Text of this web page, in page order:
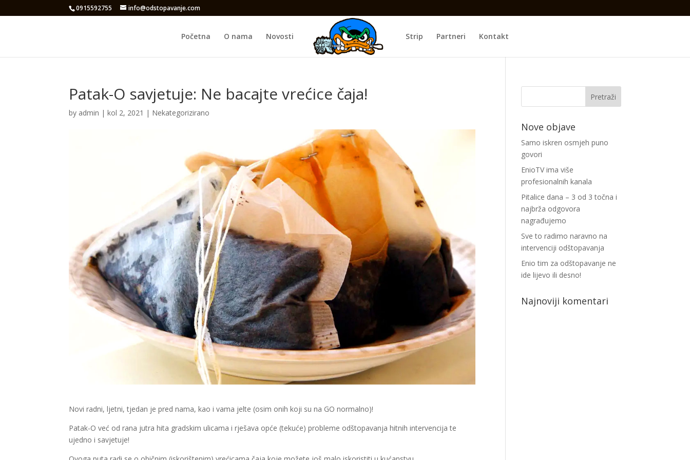
0915592755 info@odstopavanje.com
Početna O nama Novosti Strip Partneri Kontakt
Patak-O savjetuje: Ne bacajte vrećice čaja!
by admin |kol 2, 2021 | Nekategorizirano
Novi radni, ljetni, tjedan je pred nama, kao i vama jelte (osim onih koji su na GO normalno)!
Patak-O već od rana jutra hita gradskim ulicama i rješava opće (tekuće) probleme odštopavanja hitnih intervencija te
ujedno i savjetuje!
Nove objave
Samo iskren osmjeh puno
govori
EnioTV ima više
profesionalnih kanala
Pitalice dana – 3 od 3 točna i
najbrža odgovora
nagrađujemo
Sve to radimo naravno na
intervenciji odštopavanja
Enio tim za odštopavanje ne
ide lijevo ili desno!
Najnoviji komentari